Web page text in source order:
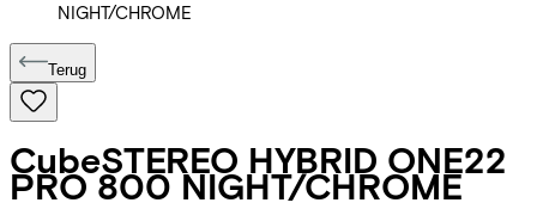
NIGHT/CHROME
Terug
CubeSTEREO HYBRID ONE22
PRO 800 NIGHT/CHROME